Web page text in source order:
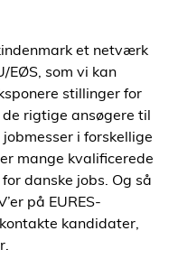
et netværk
EØS, som vi kan
stillinger for
rigtige ansøgere til
i forskellige
mange kvalificerede
danske jobs. Og så
på EURES-
kandidater,